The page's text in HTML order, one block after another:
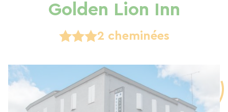
Golden Lion Inn
2 cheminées